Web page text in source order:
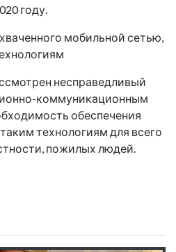
году.
мобильной сетью,
несправедливый
коммуникационным
обеспечения
технологиям для всего
пожилых людей.